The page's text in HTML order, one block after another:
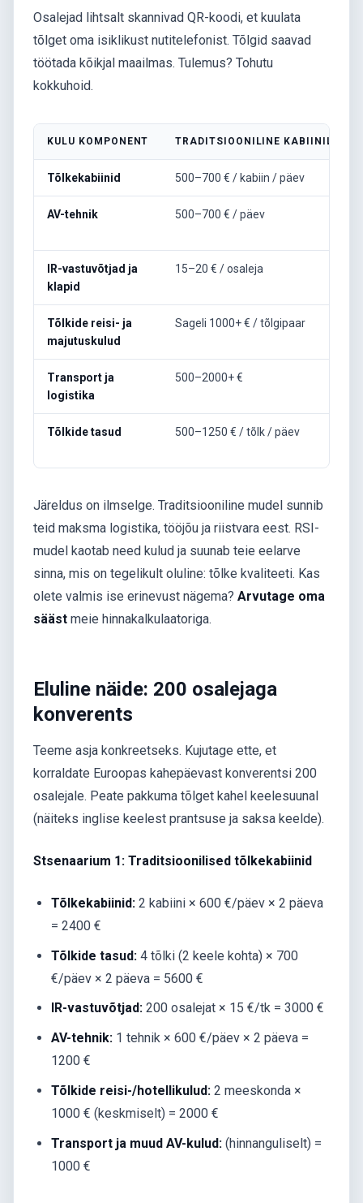
Osalejad lihtsalt skannivad QR-koodi, et kuulata
tõlget oma isiklikust nutitelefonist. Tõlgid saavad
töötada kõikjal maailmas. Tulemus? Tohutu
kokkuhoid.
KULU KOMPONENT TRADITSIOONILINE
Tõlkekabiinid 500–700 € / kabiin / päev
AV-tehnik 500–700 € / päev
IR-vastuvõtjad ja
klapid
15–20 € / osaleja
Tõlkide reisi- ja
majutuskulud
Sageli 1000+ € / tõlgipaar
Transport ja
logistika
500–2000+ €
Tõlkide tasud 500–1250 € / tõlk / päev
Järeldus on ilmselge. Traditsiooniline mudel sunnib
teid maksma logistika, tööjõu ja riistvara eest. RSI-
mudel kaotab need kulud ja suunab teie eelarve
sinna, mis on tegelikult oluline: tõlke kvaliteeti. Kas
olete valmis ise erinevust nägema? Arvutage oma
sääst meie hinnakalkulaatoriga.
Eluline näide: 200 osalejaga
konverents
Teeme asja konkreetseks. Kujutage ette, et
korraldate Euroopas kahepäevast konverentsi 200
osalejale. Peate pakkuma tõlget kahel keelesuunal
(näiteks inglise keelest prantsuse ja saksa keelde).
Stsenaarium 1: Traditsioonilised tõlkekabiinid
Tõlkekabiinid: 2 kabiini × 600 €/päev × 2 päeva
= 2400 €
Tõlkide tasud: 4 tõlki (2 keele kohta) × 700
€/päev × 2 päeva = 5600 €
IR-vastuvõtjad: 200 osalejat × 15 €/tk = 3000 €
AV-tehnik: 1 tehnik × 600 €/päev × 2 päeva =
1200 €
Tõlkide reisi-/hotellikulud: 2 meeskonda ×
1000 € (keskmiselt) = 2000 €
Transport ja muud AV-kulud: (hinnanguliselt) =
1000 €